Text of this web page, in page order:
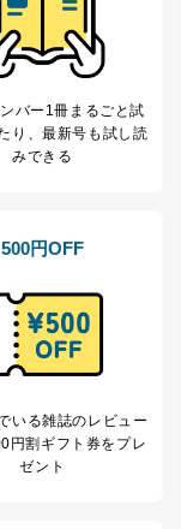
る事務を遂行
であって、利
によって当該
合
止」）の求め
客の皆様の
いただくこと
とが出来ま
その他の方に
た、ご登録い
称および郵便
で支障がある
情報を変更さ
バー1冊まるごと試
り、最新号も試し読
みできる
500円OFF
いる雑誌のレビュー
円割ギフト券をプレ
ゼント